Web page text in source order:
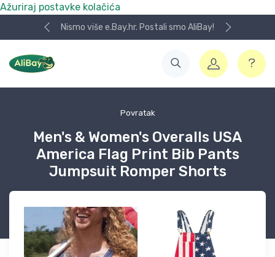
Ažuriraj postavke kolačića
Nismo više e.Bay.hr. Postali smo AliBay!
Povratak
Men's & Women's Overalls USA
America Flag Print Bib Pants
Jumpsuit Romper Shorts